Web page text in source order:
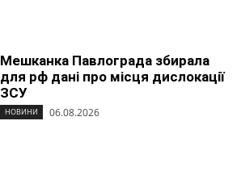
Мешканка Павлограда збирала
для рф дані про місця дислокації
ЗСУ
НОВИНИ 06.08.2026